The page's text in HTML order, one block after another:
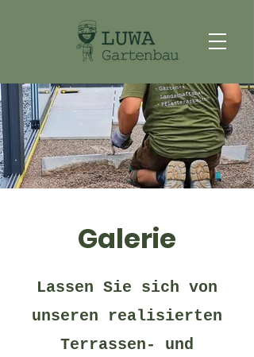
Galerie
Lassen Sie sich von
unseren realisierten
Terrassen- und